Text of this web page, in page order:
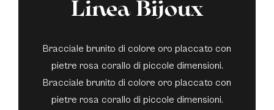
Linea Bijoux
Bracciale brunito di colore oro placcato con
pietre rosa corallo di piccole dimensioni.
Bracciale brunito di colore oro placcato con
pietre rosa corallo di piccole dimensioni.